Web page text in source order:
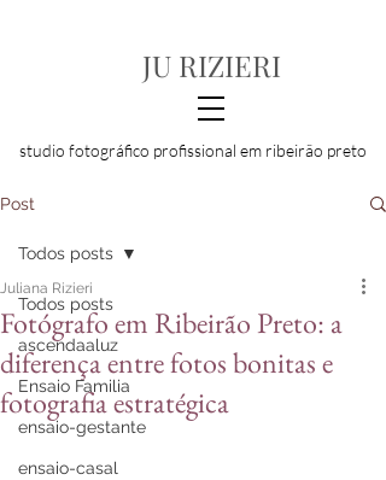
JU RIZIERI
studio fotográfico profissional em ribeirão preto
Post
Todos posts
ascendaaluz
Ensaio Familia
ensaio-gestante
ensaio-casal
Todos posts
Fotógrafo em Ribeirão Preto: a
diferença entre fotos bonitas e
fotografia estratégica
Juliana Rizieri